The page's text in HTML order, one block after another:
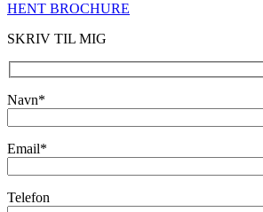
HENT BROCHURE
SKRIV TIL MIG
Navn*
Email*
Telefon